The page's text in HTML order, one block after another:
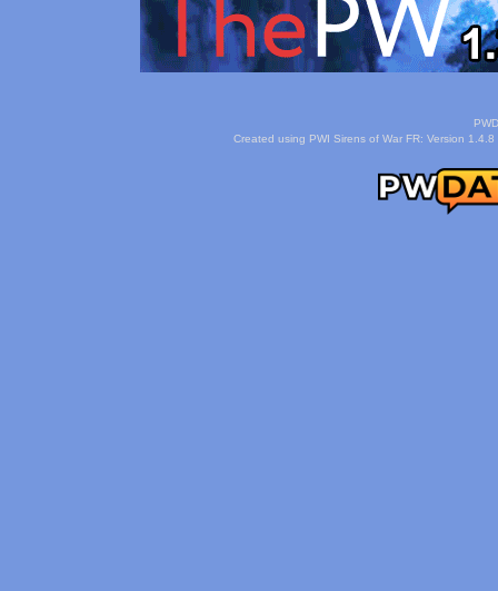
Created using PWI Sirens of War FR: Version